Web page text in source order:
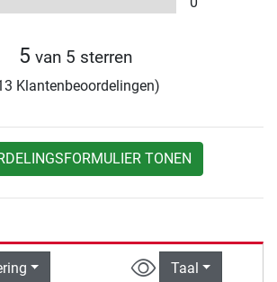
5 van 5 sterren
Klantenbeoordelingen)
TONEN
Taal